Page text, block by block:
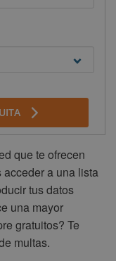
que te ofrecen
a una lista
tus datos
una mayor
gratuitos? Te
multas.